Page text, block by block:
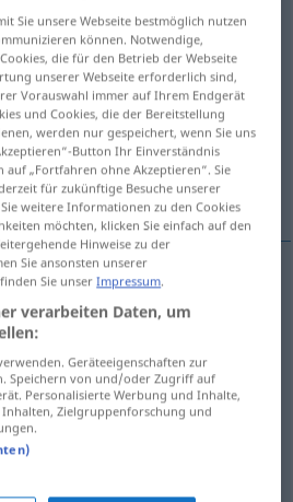
anklicken/antippen)
Schlag auf den Kopf
cabezadacon la cabeza
cabezadaa la cabeza
saludo
Sie unsere Webseite bestmöglich nutzen
können. Notwendige,
die für den Betrieb der Webseite
unserer Webseite erforderlich sind,
Vorauswahl immer auf Ihrem Endgerät
und Cookies, die der Bereitstellung
werden nur gespeichert, wenn Sie uns
Button Ihr Einverständnis
auf „Fortfahren ohne Akzeptieren“. Sie
für zukünftige Besuche unserer
weitere Informationen zu den Cookies
möchten, klicken Sie einfach auf den
Hinweise zu der
Sie ansonsten unserer
Sie unserImpressum.
verarbeiten Daten, um
Geräteeigenschaften zur
Speichern von und/oder Zugriff auf
Personalisierte Werbung und Inhalte,
Zielgruppenforschung und